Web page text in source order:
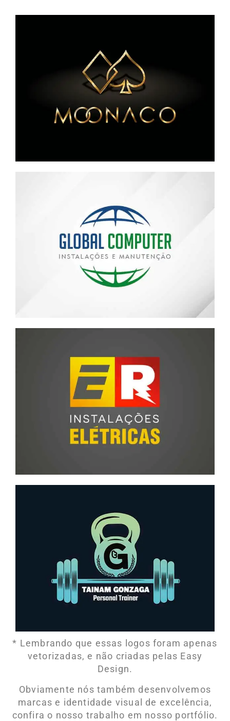
* Lembrando que essas logos foram apenas
vetorizadas, e não criadas pelas Easy
Design.
Obviamente nós também desenvolvemos
marcas e identidade visual de excelência,
confira o nosso trabalho em nosso portfólio.